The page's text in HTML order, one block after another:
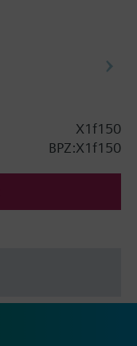
X1f150
BPZ:X1f150